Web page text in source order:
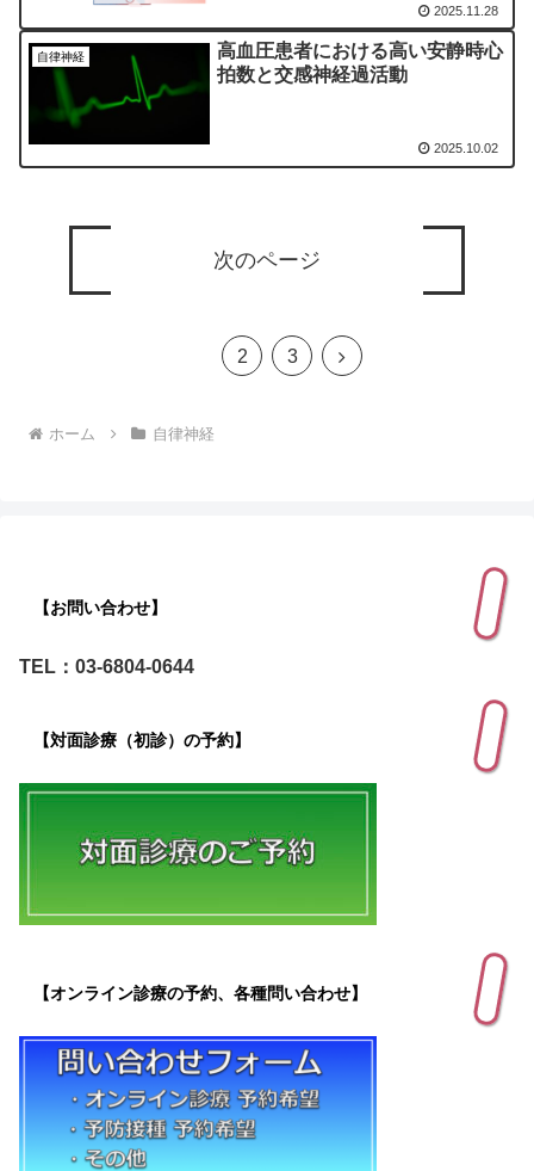
2025.11.28
自律神経
高血圧患者における高い安静時心
拍数と交感神経過活動
2025.10.02
次のページ
2 3
次
ホーム 自律神経
【お問い合わせ】
TEL：03-6804-0644
【対面診療（初診）の予約】
【オンライン診療の予約、各種問い合わせ】